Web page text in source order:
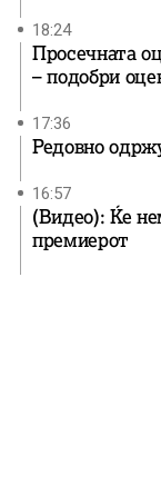
18:24
Просечната
– подобри
17:36
Редовно
16:57
(Видео): Ќе
премиерот